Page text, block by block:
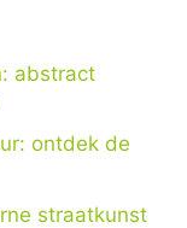
abstract
ontdek de
straatkunst